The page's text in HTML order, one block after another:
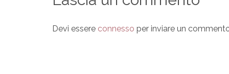
Devi essere connesso per inviare un